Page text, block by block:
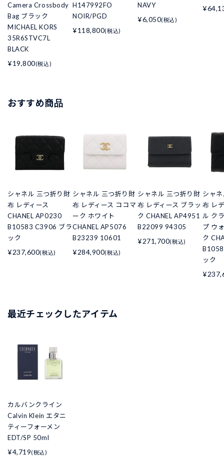
Camera Crossbody
Bag ブラック
MICHAEL KORS
35R6STVC7L
BLACK
¥19,800(税込)
H147992FO
NOIR/PGD
¥118,800(税込)
NAVY
¥6,050(税込)
おすすめ商品
シャネル 三つ折り財
布 レディース
CHANEL AP0230
B10583 C3906 ブラ
ック
¥237,600(税込)
シャネル 三つ折り財
布 レディース ココマ
ーク ホワイト
CHANEL AP5076
B23239 10601
¥284,900(税込)
シャネル 三つ折り財
布 レディース ブラッ
ク CHANEL AP4951
B22099 94305
¥271,700(税込)
シャ
布 レ
ル ク
プ ウ
ク
ック
最近チェックしたアイテム
カルバンクライン
Calvin Klein エタニ
ティーフォーメン
EDT/SP 50ml
¥4,719(税込)